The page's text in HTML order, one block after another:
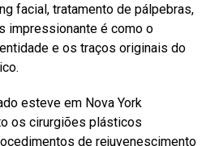
facial, tratamento de pálpebras,
impressionante é como o
e os traços originais do
esteve em Nova York
os cirurgiões plásticos
de rejuvenescimento